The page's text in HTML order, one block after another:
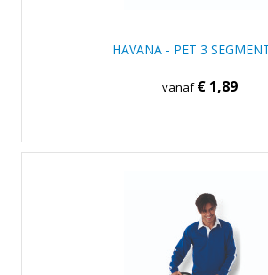
HAVANA - PET 3
vanaf€ 1,89